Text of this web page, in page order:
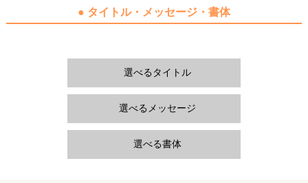
● タイトル・メッセージ・書体
選べるタイトル
選べるメッセージ
選べる書体